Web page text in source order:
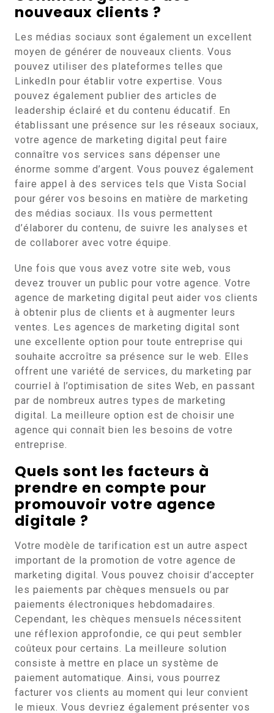
nouveaux clients ?
Les médias sociaux sont également un excellent
moyen de générer de nouveaux clients. Vous
pouvez utiliser des plateformes telles que
LinkedIn pour établir votre expertise. Vous
pouvez également publier des articles de
leadership éclairé et du contenu éducatif. En
établissant une présence sur les réseaux sociaux,
votre agence de marketing digital peut faire
connaître vos services sans dépenser une
énorme somme d’argent. Vous pouvez également
faire appel à des services tels que Vista Social
pour gérer vos besoins en matière de marketing
des médias sociaux. Ils vous permettent
d’élaborer du contenu, de suivre les analyses et
de collaborer avec votre équipe.
Une fois que vous avez votre site web, vous
devez trouver un public pour votre agence. Votre
agence de marketing digital peut aider vos clients
à obtenir plus de clients et à augmenter leurs
ventes. Les agences de marketing digital sont
une excellente option pour toute entreprise qui
souhaite accroître sa présence sur le web. Elles
offrent une variété de services, du marketing par
courriel à l’optimisation de sites Web, en passant
par de nombreux autres types de marketing
digital. La meilleure option est de choisir une
agence qui connaît bien les besoins de votre
entreprise.
Quels sont les facteurs à
prendre en compte pour
promouvoir votre agence
digitale ?
Votre modèle de tarification est un autre aspect
important de la promotion de votre agence de
marketing digital. Vous pouvez choisir d’accepter
les paiements par chèques mensuels ou par
paiements électroniques hebdomadaires.
Cependant, les chèques mensuels nécessitent
une réflexion approfondie, ce qui peut sembler
coûteux pour certains. La meilleure solution
consiste à mettre en place un système de
paiement automatique. Ainsi, vous pourrez
facturer vos clients au moment qui leur convient
le mieux. Vous devriez également présenter vos